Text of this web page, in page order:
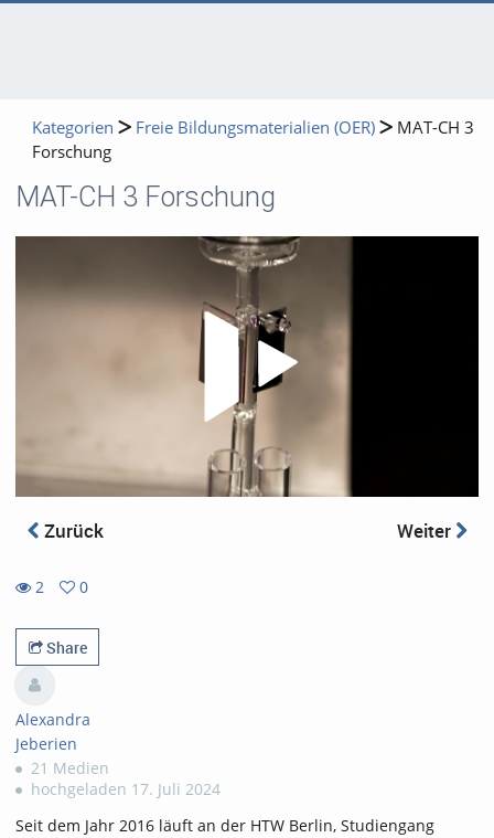
Kategorien Freie Bildungsmaterialien (OER)
MAT-CH 3
Forschung
MAT-CH 3 Forschung
Zurück Weiter
2
views
0
favorites
Share
Alexandra
Jeberien
21 Medien
hochgeladen 17. Juli 2024
Seit dem Jahr 2016 läuft an der HTW Berlin, Studiengang